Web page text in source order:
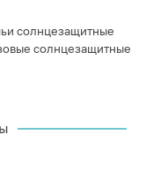
солнцезащитные
солнцезащитные